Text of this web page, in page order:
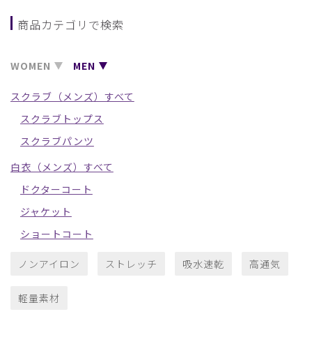
商品カテゴリで検索
WOMEN MEN
スクラブ（メンズ）すべて
スクラブトップス
スクラブパンツ
白衣（メンズ）すべて
ドクターコート
ジャケット
ショートコート
ノンアイロン ストレッチ 吸水速乾 高通気
軽量素材